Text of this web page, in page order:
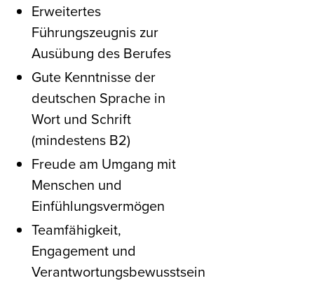
Erweitertes
Führungszeugnis zur
Ausübung des Berufes
Gute Kenntnisse der
deutschen Sprache in
Wort und Schrift
(mindestens B2)
Freude am Umgang mit
Menschen und
Einfühlungsvermögen
Teamfähigkeit,
Engagement und
Verantwortungsbewusstsein